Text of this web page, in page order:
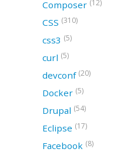
Composer (12)
CSS (310)
css3 (5)
curl (5)
devconf (20)
Docker (5)
Drupal (54)
Eclipse (17)
Facebook (8)